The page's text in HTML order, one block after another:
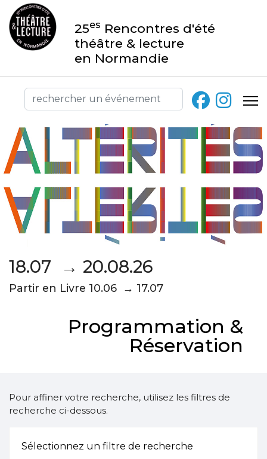
25es Rencontres d'été
théâtre & lecture
en Normandie
18.07 → 20.08.26
Partir en Livre 10.06 → 17.07
Programmation &
Réservation
Pour affiner votre recherche, utilisez les filtres de
recherche ci-dessous.
Sélectionnez un filtre de recherche